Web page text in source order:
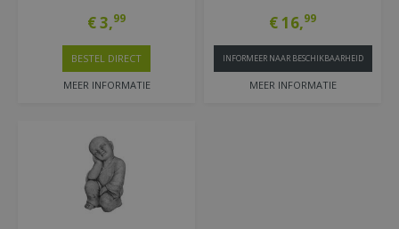
€3,99
MEER INFORMATIE
BESTEL DIRECT
€16,99
MEER INFORMATIE
INFORMEER NAAR BESCHIKBAARHEID